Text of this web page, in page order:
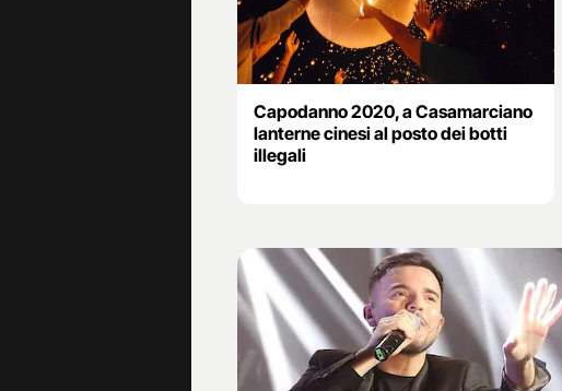
Capodanno 2020, a Casamarciano
lanterne cinesi al posto dei botti
illegali